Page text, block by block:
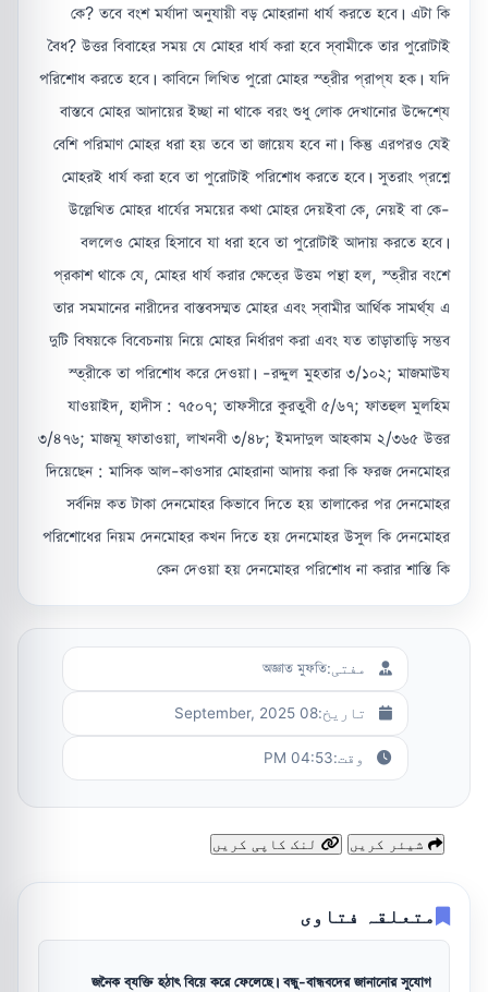
কে? তবে বংশ মর্যাদা অনুযায়ী বড় মোহরানা ধার্য করতে হবে। এটা কি
বৈধ? উত্তর বিবাহের সময় যে মোহর ধার্য করা হবে স্বামীকে তার পুরোটাই
পরিশোধ করতে হবে। কাবিনে লিখিত পুরো মোহর স্ত্রীর প্রাপ্য হক। যদি
বাস্তবে মোহর আদায়ের ইচ্ছা না থাকে বরং শুধু লোক দেখানোর উদ্দেশ্যে
বেশি পরিমাণ মোহর ধরা হয় তবে তা জায়েয হবে না। কিন্তু এরপরও যেই
মোহরই ধার্য করা হবে তা পুরোটাই পরিশোধ করতে হবে। সুতরাং প্রশ্নে
উল্লেখিত মোহর ধার্যের সময়ের কথা মোহর দেয়ইবা কে, নেয়ই বা কে-
বললেও মোহর হিসাবে যা ধরা হবে তা পুরোটাই আদায় করতে হবে।
প্রকাশ থাকে যে, মোহর ধার্য করার ক্ষেত্রে উত্তম পন্থা হল, স্ত্রীর বংশে
তার সমমানের নারীদের বাস্তবসম্মত মোহর এবং স্বামীর আর্থিক সামর্থ্য এ
দুটি বিষয়কে বিবেচনায় নিয়ে মোহর নির্ধারণ করা এবং যত তাড়াতাড়ি সম্ভব
স্ত্রীকে তা পরিশোধ করে দেওয়া। -রদ্দুল মুহতার ৩/১০২; মাজমাউয
যাওয়াইদ, হাদীস : ৭৫০৭; তাফসীরে কুরতুবী ৫/৬৭; ফাতহুল মুলহিম
৩/৪৭৬; মাজমূ ফাতাওয়া, লাখনবী ৩/৪৮; ইমদাদুল আহকাম ২/৩৬৫ উত্তর
দিয়েছেন : মাসিক আল-কাওসার মোহরানা আদায় করা কি ফরজ দেনমোহর
সর্বনিম্ন কত টাকা দেনমোহর কিভাবে দিতে হয় তালাকের পর দেনমোহর
পরিশোধের নিয়ম দেনমোহর কখন দিতে হয় দেনমোহর উসুল কি দেনমোহর
কেন দেওয়া হয় দেনমোহর পরিশোধ না করার শাস্তি কি
مفتی:অজ্ঞাত মুফতি
تاریخ:08 September, 2025
وقت:04:53 PM
متعلقہ فتاوی
জনৈক ব্যক্তি হঠাৎ বিয়ে করে ফেলেছে। বন্ধু-বান্ধবদের জানানোর সুযোগ